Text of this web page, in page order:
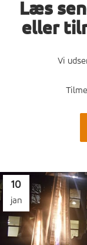
Læs
eller
Vi
10
jan